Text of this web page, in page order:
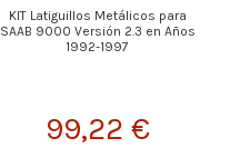
KIT Latiguillos Metálicos para
SAAB 9000 Versión 2.3 en Años
1992-1997
99,22 €